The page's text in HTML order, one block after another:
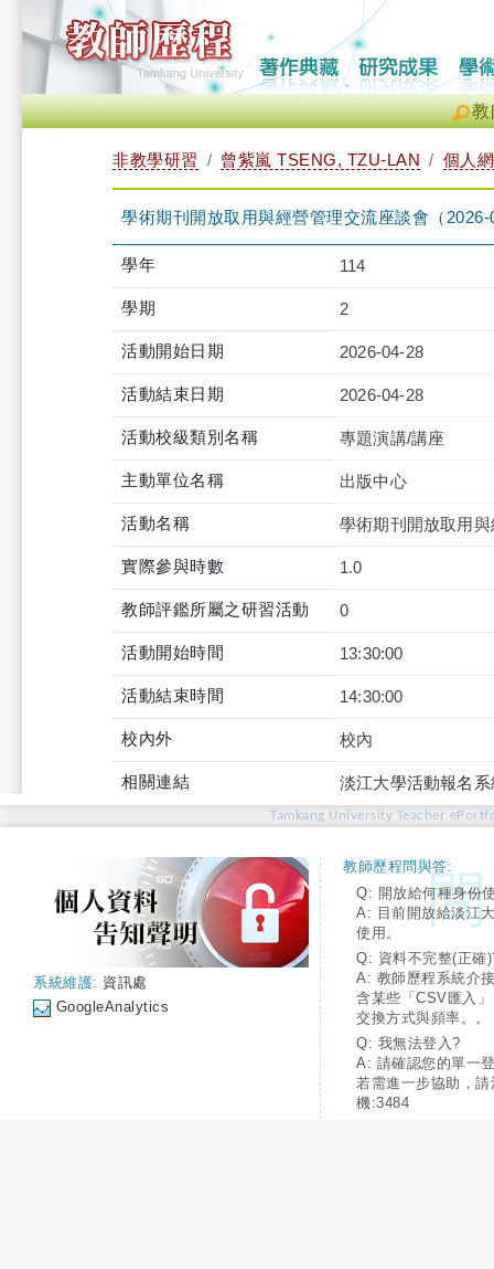
教
非教學研習 曾紫嵐 TSENG, TZU-LAN 個人
學術期刊開放取用與經營管理交流座談會（
學年 114
學期 2
活動開始日期 2026-04-28
活動結束日期 2026-04-28
活動校級類別名稱 專題演講/講座
主動單位名稱 出版中心
活動名稱 學術期刊開放取用
實際參與時數 1.0
教師評鑑所屬之研習活動 0
活動開始時間 13:30:00
活動結束時間 14:30:00
校內外 校內
相關連結 淡江大學活動報名
Tamkang University Teacher
系統維護: 資訊處
GoogleAnalytics
教師歷程問與答:
Q: 開放給何種身份
A: 目前開放給淡江
使用。
Q: 資料不完整(正確
A: 教師歷程系統介
含某些「CSV匯入
交換方式與頻率。。
Q: 我無法登入?
A: 請確認您的單一
若需進一步協助，
機:3484